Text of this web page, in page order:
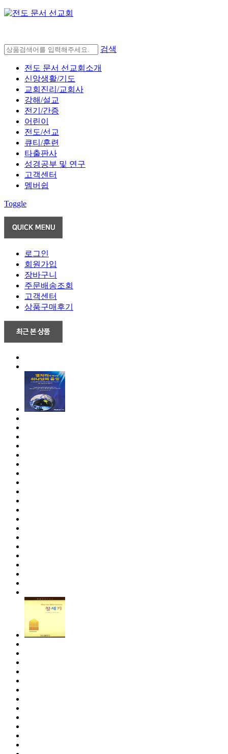
검색
전도 문서 선교회소개
신앙생활/기도
교회진리/교회사
강해/설교
전기/간증
어린이
전도/선교
큐티/훈련
타출판사
성경공부 및 연구
고객센터
멤버쉽
Toggle
로그인
회원가입
장바구니
주문배송조회
고객센터
상품구매후기